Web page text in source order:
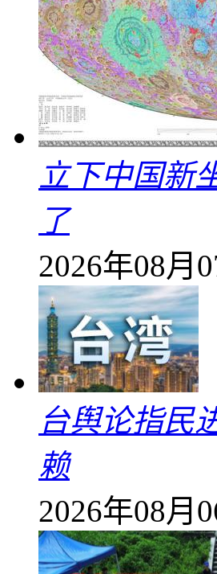
立下中国新
了
2026年08月
台舆论指民
赖
2026年08月